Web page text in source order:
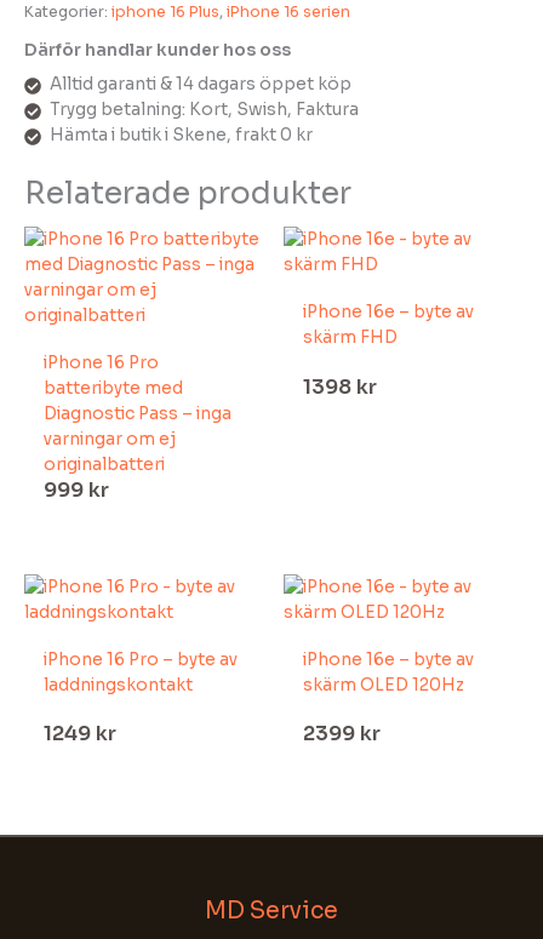
Kategorier: iphone 16 Plus, iPhone 16 serien
Därför handlar kunder hos oss
Alltid garanti & 14 dagars öppet köp
Trygg betalning: Kort, Swish, Faktura
Hämta i butik i Skene, frakt 0 kr
Relaterade produkter
iPhone 16 Pro
batteribyte med
Diagnostic Pass – inga
varningar om ej
originalbatteri
999 kr
iPhone 16e – byte av
skärm FHD
1398 kr
iPhone 16 Pro – byte av
laddningskontakt
1249 kr
iPhone 16e – byte av
skärm OLED 120Hz
2399 kr
MD Service
MD Service